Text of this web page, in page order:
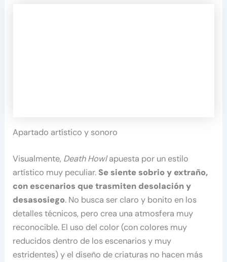
Apartado artístico y sonoro
Visualmente, Death Howlapuesta por un estilo
artístico muy peculiar. Se siente sobrio y extraño,
con escenarios que trasmiten desolación y
desasosiego. No busca ser claro y bonito en los
detalles técnicos, pero crea una atmosfera muy
reconocible. El uso del color (con colores muy
reducidos dentro de los escenarios y muy
estridentes) y el diseño de criaturas no hacen más